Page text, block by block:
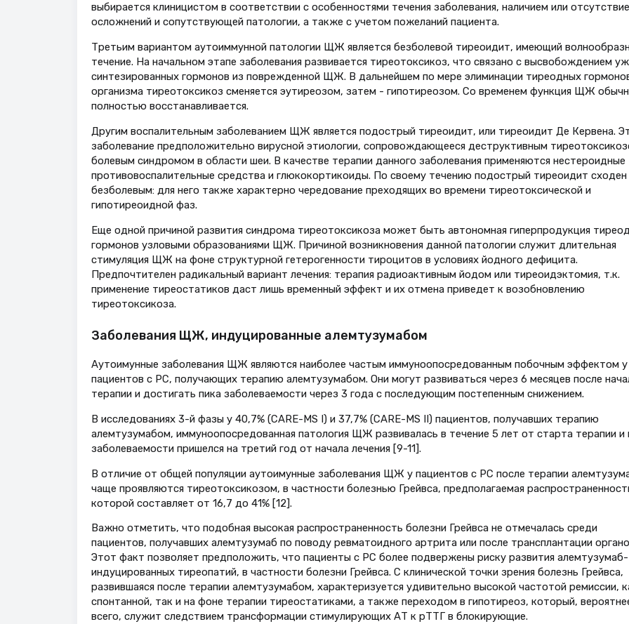
выбирается клиницистом в соответствии с особенностями течения заболевания, наличием или
осложнений и сопутствующей патологии, а также с учетом пожеланий пациента.
Третьим вариантом аутоиммунной патологии ЩЖ является безболевой тиреоидит, имеющий
течение. На начальном этапе заболевания развивается тиреотоксикоз, что связано с высвобождением
синтезированных гормонов из поврежденной ЩЖ. В дальнейшем по мере элиминации тиреодных
организма тиреотоксикоз сменяется эутиреозом, затем - гипотиреозом. Со временем функция ЩЖ
полностью восстанавливается.
Другим воспалительным заболеванием ЩЖ является подострый тиреоидит, или тиреоидит Де Кервена.
заболевание предположительно вирусной этиологии, сопровождающееся деструктивным
болевым синдромом в области шеи. В качестве терапии данного заболевания применяются нестероидные
противовоспалительные средства и глюкокортикоиды. По своему течению подострый тиреоидит сходен
безболевым: для него также характерно чередование преходящих во времени тиреотоксической и
гипотиреоидной фаз.
Еще одной причиной развития синдрома тиреотоксикоза может быть автономная гиперпродукция
гормонов узловыми образованиями ЩЖ. Причиной возникновения данной патологии служит длительная
стимуляция ЩЖ на фоне структурной гетерогенности тироцитов в условиях йодного дефицита.
Предпочтителен радикальный вариант лечения: терапия радиоактивным йодом или тиреоидэктомия, т.к.
применение тиреостатиков даст лишь временный эффект и их отмена приведет к возобновлению
тиреотоксикоза.
Заболевания ЩЖ, индуцированные алемтузумабом
Аутоимунные заболевания ЩЖ являются наиболее частым иммуноопосредованным побочным эффектом у
пациентов с РС, получающих терапию алемтузумабом. Они могут развиваться через 6 месяцев после
терапии и достигать пика заболеваемости через 3 года с последующим постепенным снижением.
В исследованиях 3-й фазы у 40,7% (CARE-MS I) и 37,7% (CARE-MS II) пациентов, получавших терапию
алемтузумабом, иммуноопосредованная патология ЩЖ развивалась в течение 5 лет от старта терапии и
заболеваемости пришелся на третий год от начала лечения [9-11].
В отличие от общей популяции аутоимунные заболевания ЩЖ у пациентов с РС после терапии
чаще проявляются тиреотоксикозом, в частности болезнью Грейвса, предполагаемая
которой составляет от 16,7 до 41% [12].
Важно отметить, что подобная высокая распространенность болезни Грейвса не отмечалась среди
пациентов, получавших алемтузумаб по поводу ревматоидного артрита или после трансплантации
Этот факт позволяет предположить, что пациенты с РС более подвержены риску развития алемтузумаб-
индуцированных тиреопатий, в частности болезни Грейвса. С клинической точки зрения болезнь Грейвса,
развившаяся после терапии алемтузумабом, характеризуется удивительно высокой частотой ремиссии,
спонтанной, так и на фоне терапии тиреостатиками, а также переходом в гипотиреоз, который,
всего, служит следствием трансформации стимулирующих АТ к рТТГ в блокирующие.